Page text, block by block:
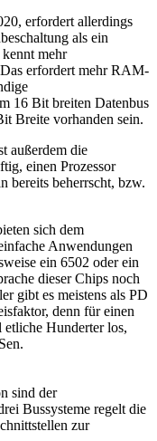
erfordert allerdings
als ein
mehr
erfordert mehr RAM-
16 Bit breiten Datenbus
Breite vorhanden sein.
außerdem die
einen Prozessor
bereits beherrscht, bzw.
sich dem
Anwendungen
ein 6502 oder ein
dieser Chips noch
gibt es meistens als PD
denn für einen
Hunderter los,
sind der
Bussysteme regelt die
zur